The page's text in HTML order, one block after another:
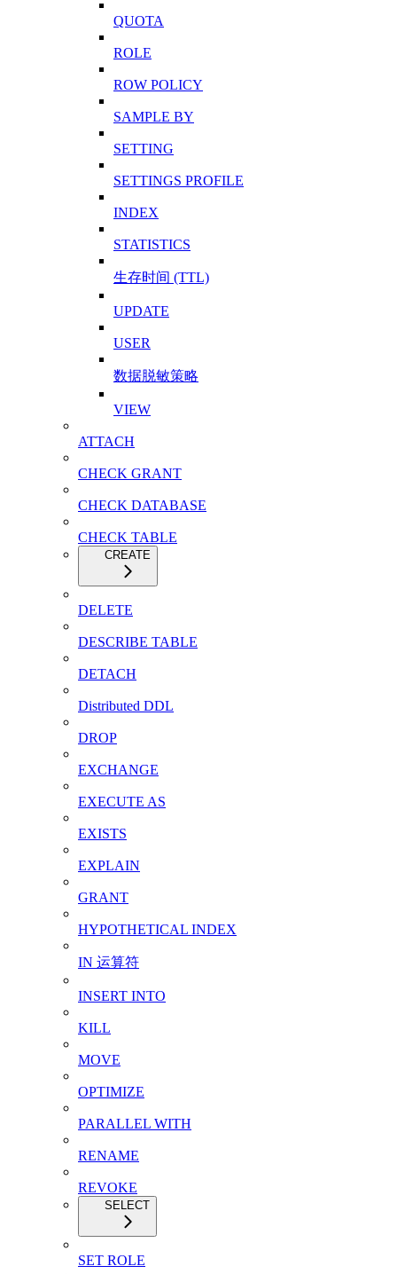
QUOTA
ROLE
ROW POLICY
SAMPLE BY
SETTING
SETTINGS PROFILE
INDEX
STATISTICS
生存时间 (TTL)
UPDATE
USER
数据脱敏策略
VIEW
ATTACH
CHECK GRANT
CHECK DATABASE
CHECK TABLE
CREATE
DELETE
DESCRIBE TABLE
DETACH
Distributed DDL
DROP
EXCHANGE
EXECUTE AS
EXISTS
EXPLAIN
GRANT
HYPOTHETICAL INDEX
IN 运算符
INSERT INTO
KILL
MOVE
OPTIMIZE
PARALLEL WITH
RENAME
REVOKE
SELECT
SET ROLE